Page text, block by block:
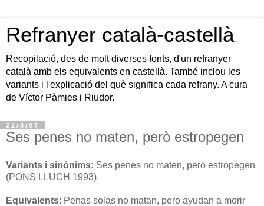
Refranyer català-castellà
Recopilació, des de molt diverses fonts, d'un refranyer
català amb els equivalents en castellà. També inclou les
variants i l'explicació del què significa cada refrany. A cura
de Víctor Pàmies i Riudor.
22/8/07
Ses penes no maten, però estropegen
Variants i sinònims: Ses penes no maten, però estropegen
(PONS LLUCH 1993).
Equivalents: Penas solas no matan, pero ayudan a morir